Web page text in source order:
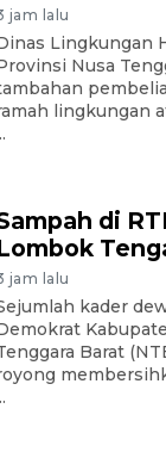
jam lalu
Lingkungan
Nusa
lingkungan
di
jam lalu
kader
Barat